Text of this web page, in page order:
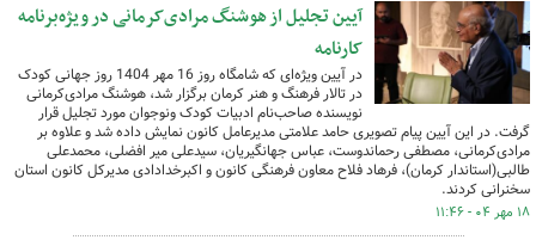
آیین تجلیل از هوشنگ‌ مرادی‌کرمانی در ویژه‌برنامه
کارنامه
در آیین ویژه‌ای که شامگاه روز 16 مهر 1404 روز جهانی کودک
در تالار فرهنگ و هنر کرمان برگزار شد، هوشنگ مرادی‌کرمانی
نویسنده صاحب‌نام ادبیات کودک ونوجوان مورد تجلیل قرار
گرفت. در این آیین پیام تصویری حامد علامتی مدیرعامل کانون نمایش داده شد و علاوه بر
مرادی‌کرمانی، مصطفی رحماندوست، عباس جهانگیریان، سیدعلی میر افضلی، محمدعلی
طالبی(استاندار کرمان)، فرهاد فلاح معاون فرهنگی کانون و اکبرخدادادی مدیرکل کانون استان
سخنرانی کردند.
۱۸ مهر ۰۴ - ۱۱:۴۶